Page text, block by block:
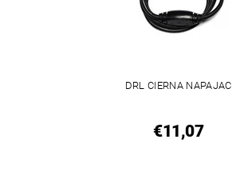
DRL CIERNA NAPAJAC
€11,07